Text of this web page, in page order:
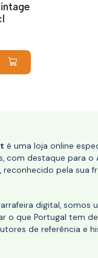
é uma loja online
com destaque para o
reconhecido pela sua
digital, somos
o que Portugal tem
de referência e